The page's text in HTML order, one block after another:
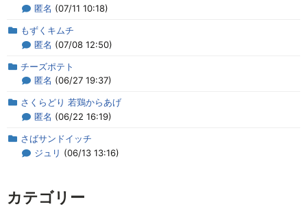
匿名 (07/11 10:18)
もずくキムチ
匿名 (07/08 12:50)
チーズポテト
匿名 (06/27 19:37)
さくらどり 若鶏からあげ
匿名 (06/22 16:19)
さばサンドイッチ
ジュリ (06/13 13:16)
カテゴリー